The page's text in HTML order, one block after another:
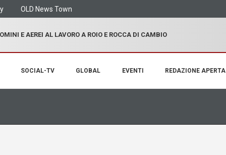
OLD News Town
E AEREI AL LAVORO A ROIO E ROCCA DI CAMBIO
SOCIAL-TV GLOBAL EVENTI REDAZIONE APERTA